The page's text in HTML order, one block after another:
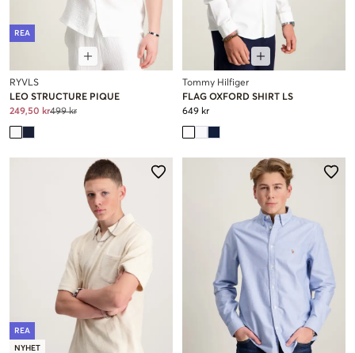
REA
RYVLS
LEO STRUCTURE PIQUE
249,50 kr499 kr
Tommy Hilfiger
FLAG OXFORD SHIRT LS
649 kr
REA
NYHET